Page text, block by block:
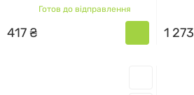
Готов до відправлення
417₴ 1 273